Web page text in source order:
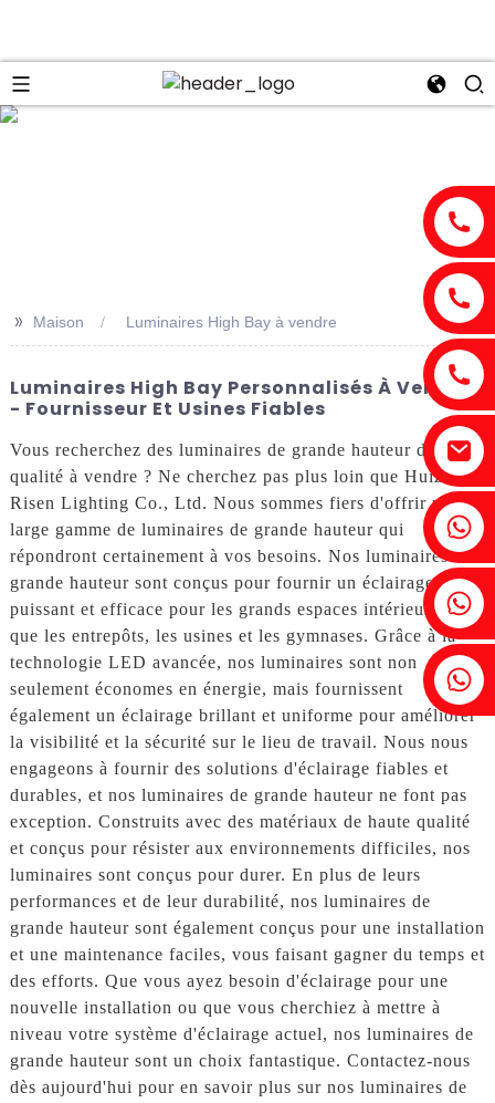
Fenia : +86 18607525299
Lierre : +86 18607522355
Tobin : +86 18818667168
>> Maison Luminaires High Bay à vendre
Luminaires High Bay Personnalisés À Vendre
- Fournisseur Et Usines Fiables
Vous recherchez des luminaires de grande hauteur de haute
qualité à vendre ? Ne cherchez pas plus loin que Huizhou
Risen Lighting Co., Ltd. Nous sommes fiers d'offrir une
large gamme de luminaires de grande hauteur qui
répondront certainement à vos besoins. Nos luminaires de
grande hauteur sont conçus pour fournir un éclairage
puissant et efficace pour les grands espaces intérieurs, tels
que les entrepôts, les usines et les gymnases. Grâce à la
technologie LED avancée, nos luminaires sont non
seulement économes en énergie, mais fournissent
également un éclairage brillant et uniforme pour améliorer
la visibilité et la sécurité sur le lieu de travail. Nous nous
engageons à fournir des solutions d'éclairage fiables et
durables, et nos luminaires de grande hauteur ne font pas
exception. Construits avec des matériaux de haute qualité
et conçus pour résister aux environnements difficiles, nos
luminaires sont conçus pour durer. En plus de leurs
performances et de leur durabilité, nos luminaires de
grande hauteur sont également conçus pour une installation
et une maintenance faciles, vous faisant gagner du temps et
des efforts. Que vous ayez besoin d'éclairage pour une
nouvelle installation ou que vous cherchiez à mettre à
niveau votre système d'éclairage actuel, nos luminaires de
grande hauteur sont un choix fantastique. Contactez-nous
dès aujourd'hui pour en savoir plus sur nos luminaires de